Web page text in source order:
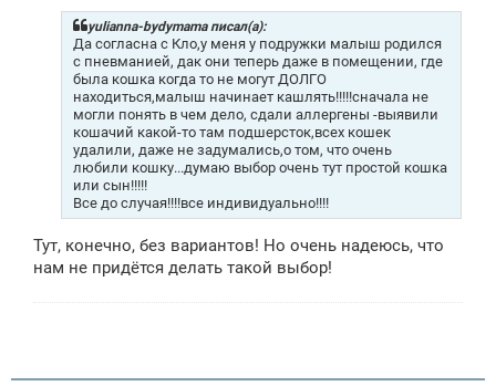
б
щ
е
н
и
е
yulianna-bydymama писал(а):
Да согласна с Кло,у меня у подружки малыш родился
с пневманией, дак они теперь даже в помещении, где
была кошка когда то не могут ДОЛГО
находиться,малыш начинает кашлять!!!!!сначала не
могли понять в чем дело, сдали аллергены -выявили
кошачий какой-то там подшерсток,всех кошек
удалили, даже не задумались,о том, что очень
любили кошку...думаю выбор очень тут простой кошка
или сын!!!!!
Все до случая!!!!все индивидуально!!!!
Тут, конечно, без вариантов! Но очень надеюсь, что
нам не придётся делать такой выбор!